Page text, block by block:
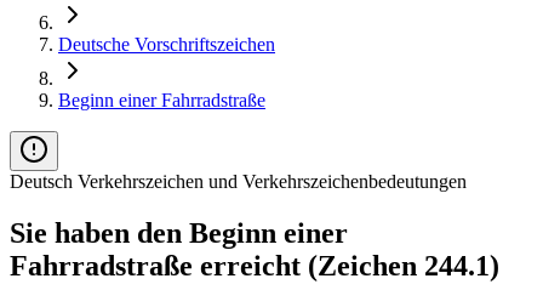
Deutsche Vorschriftszeichen
Beginn einer Fahrradstraße
Deutsch Verkehrszeichen und Verkehrszeichenbedeutungen
Sie haben den Beginn einer
Fahrradstraße erreicht (Zeichen 244.1)